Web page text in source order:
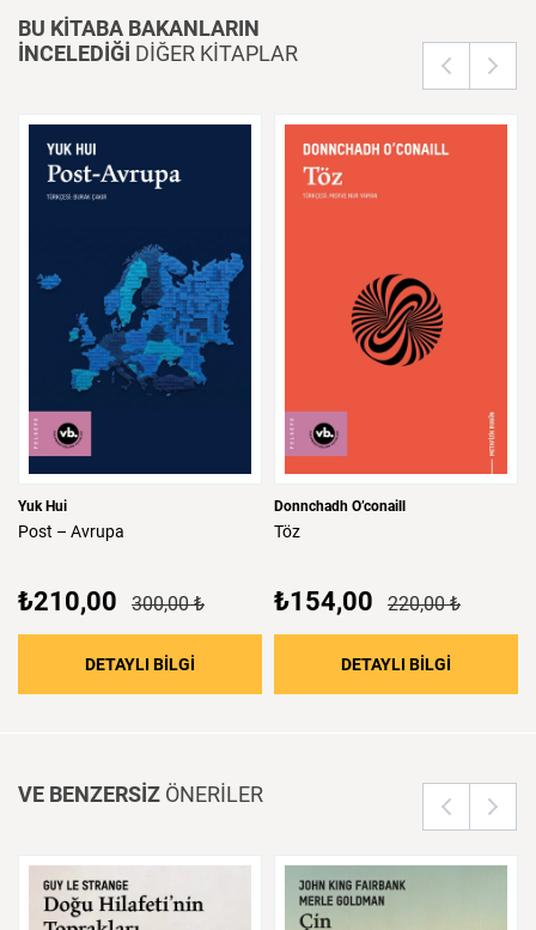
BU KİTABA BAKANLARIN
İNCELEDİĞİ DİĞER KİTAPLAR
Yuk Hui
Post – Avrupa
₺210,00 300,00 ₺
DETAYLI BİLGİ
Donnchadh O’conaill
Töz
₺154,00 220,00 ₺
DETAYLI BİLGİ
VE BENZERSİZ ÖNERİLER